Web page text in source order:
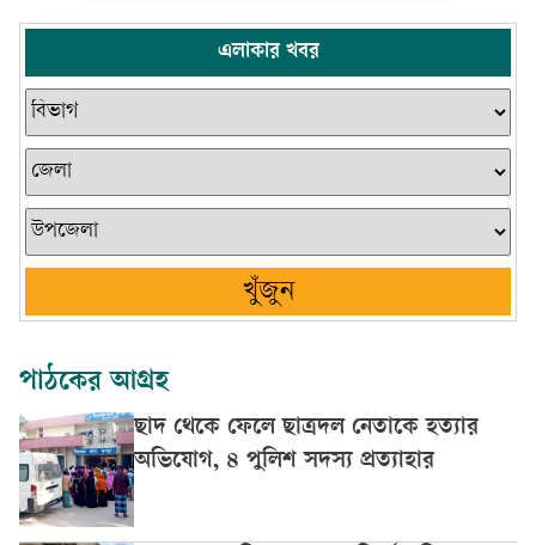
এলাকার খবর
খুঁজুন
পাঠকের আগ্রহ
ছাদ থেকে ফেলে ছাত্রদল নেতাকে হত্যার
অভিযোগ, ৪ পুলিশ সদস্য প্রত্যাহার